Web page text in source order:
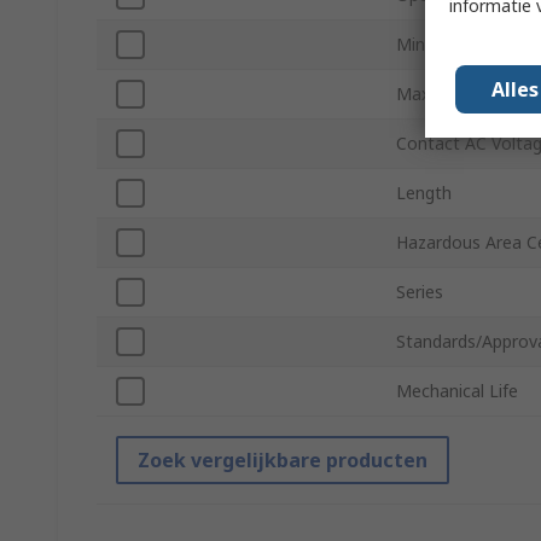
Minimum
Maximum
Contact AC
Length
Hazardous Area
Series
Standards/
Mechanical Life
Zoek vergelijkbare producten
informatie